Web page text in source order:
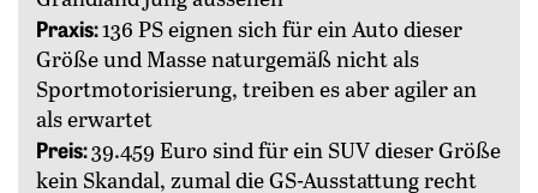
Praxis:136 PS eignen sich für ein Auto dieser
Größe und Masse naturgemäß nicht als
Sportmotorisierung, treiben es aber agiler an
als ­erwartet
Preis:39.459 Euro sind für ein SUV dieser Größe
kein Skandal, zumal die GS-Ausstattung recht